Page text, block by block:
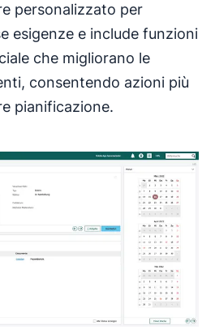
personalizzato per
esigenze e include funzioni
che migliorano le
consentendo azioni più
pianificazione.